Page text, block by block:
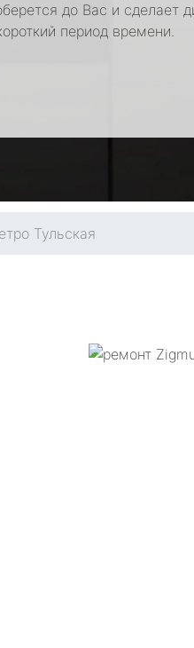
до Вас и сделает
период времени.
Тульская